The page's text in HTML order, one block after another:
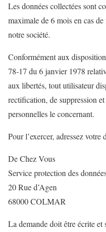
Les données collectées sont
maximale de 6 mois en cas
notre société.
Conformément aux
78-17 du 6 janvier 1978
aux libertés, tout utilisateur
rectification, de suppression
personnelles le concernant.
Pour l’exercer, adressez votre
De Chez Vous
Service protection des
20 Rue d’Agen
68000 COLMAR
La demande doit être écrite et